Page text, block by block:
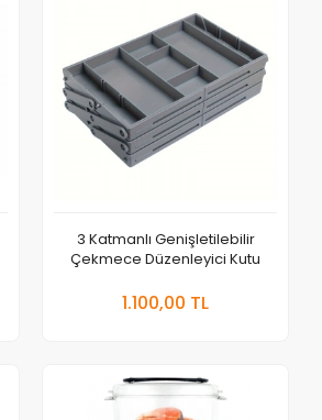
3 Katmanlı Genişletilebilir
Çekmece Düzenleyici Kutu
1.100,00 TL